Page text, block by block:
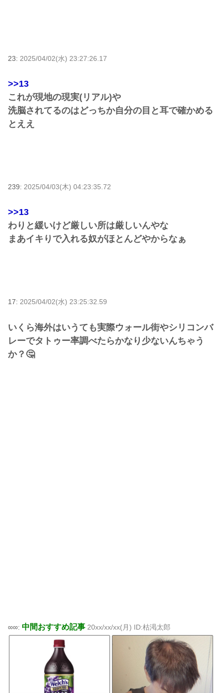
23: 2025/04/02(水) 23:27:26.17
>>13
これが現地の現実(リアル)や
洗脳されてるのはどっちか自分の目と耳で確かめる
とええ
239: 2025/04/03(木) 04:23:35.72
>>13
わりと緩いけど厳しい所は厳しいんやな
まあイキりで入れる奴がほとんどやからなぁ
17: 2025/04/02(水) 23:25:32.59
いくら海外はいうても実際ウォール街やシリコンバ
レーでタトゥー率調べたらかなり少ないんちゃう
か？🤔
∞∞: 中間おすすめ記事 20xx/xx/xx(月) ID:枯渇太郎